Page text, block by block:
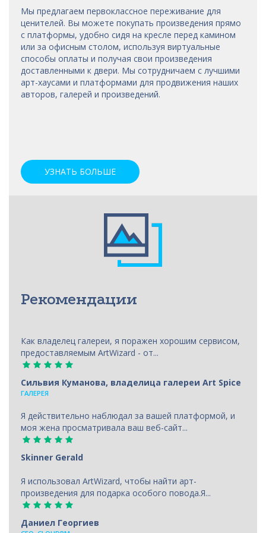
Мы предлагаем первоклассное переживание для
ценителей. Вы можете покупать произведения прямо
с платформы, удобно сидя на кресле перед камином
или за офисным столом, используя виртуальные
способы оплаты и получая свои произведения
доставленными к двери. Мы сотрудничаем с лучшими
арт-хаусами и платформами для продвижения наших
авторов, галерей и произведений.
УЗНАТЬ БОЛЬШЕ
Рекомендации
Как владелец галереи, я поражен хорошим сервисом,
предоставляемым ArtWizard - от...
Сильвия Куманова, владелица галереи Art Spice
ГАЛЕРЕЯ
Я действительно наблюдал за вашей платформой, и
моя жена просматривала ваш веб-сайт...
Skinner Gerald
Я использовал ArtWizard, чтобы найти арт-
произведения для подарка особого повода.Я...
Даниел Георгиев